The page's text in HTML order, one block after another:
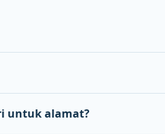
untuk alamat?